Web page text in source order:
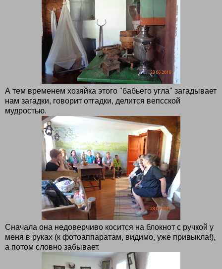
А тем временем хозяйка этого "бабьего угла" загадывает
нам загадки, говорит отгадки, делится вепсской
мудростью.
Сначала она недоверчиво косится на блокнот с ручкой у
меня в руках (к фотоаппаратам, видимо, уже привыкла!),
а потом словно забывает.